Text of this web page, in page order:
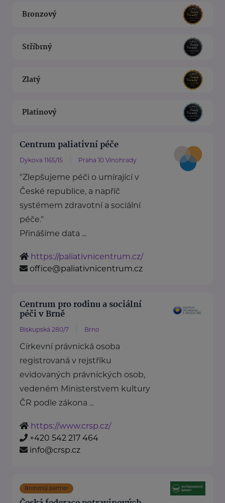
Bronzový
Stříbrný
Zlatý
Platinový
Centrum paliativní péče
Dykova 1165/15 Praha 10 Vinohrady
"Zlepšujeme péči o umírající v
České republice, a napříč
systémem zdravotní a sociální
péče."
Přinášíme data ...
https://paliativnicentrum.cz/
office@paliativnicentrum.cz
Centrum pro rodinu a sociální
péči v Brně
Biskupská 280/7 Brno
Církevní právnická osoba
registrovaná v rejstříku
evidovaných právnických osob,
vedeném Ministerstvem kultury
ČR podle zákona ...
https://www.crsp.cz/
+420 542 217 464
info@crsp.cz
Bronzový partner